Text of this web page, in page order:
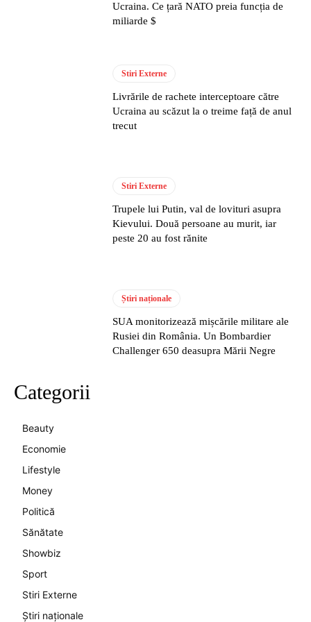
Ucraina. Ce țară NATO preia funcția de
miliarde $
Stiri Externe
Livrările de rachete interceptoare către
Ucraina au scăzut la o treime față de anul
trecut
Stiri Externe
Trupele lui Putin, val de lovituri asupra
Kievului. Două persoane au murit, iar
peste 20 au fost rănite
Știri naționale
SUA monitorizează mișcările militare ale
Rusiei din România. Un Bombardier
Challenger 650 deasupra Mării Negre
Categorii
Beauty
Economie
Lifestyle
Money
Politică
Sănătate
Showbiz
Sport
Stiri Externe
Știri naționale